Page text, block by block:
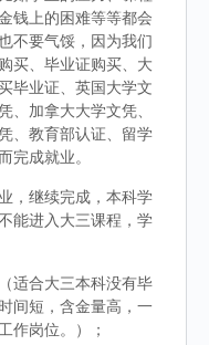
钱上的困难等等都会
不要气馁，因为我们
买、毕业证购买、大
毕业证、英国大学文
、加拿大大学文凭、
、教育部认证、留学
完成就业。
，继续完成，本科学
能进入大三课程，学
适合大三本科没有毕
间短，含金量高，一
作岗位。）；